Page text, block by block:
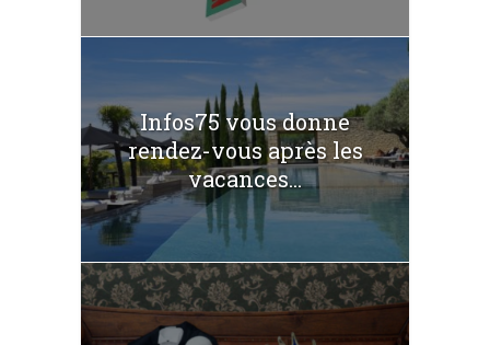
Infos75 vous donne
rendez-vous après les
vacances...